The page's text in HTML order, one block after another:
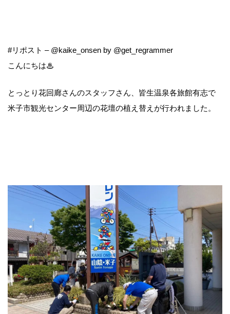
#リポスト – @kaike_onsen by @get_regrammer
こんにちは♨
とっとり花回廊さんのスタッフさん、皆生温泉各旅館有志で
米子市観光センター周辺の花壇の植え替えが行われました。